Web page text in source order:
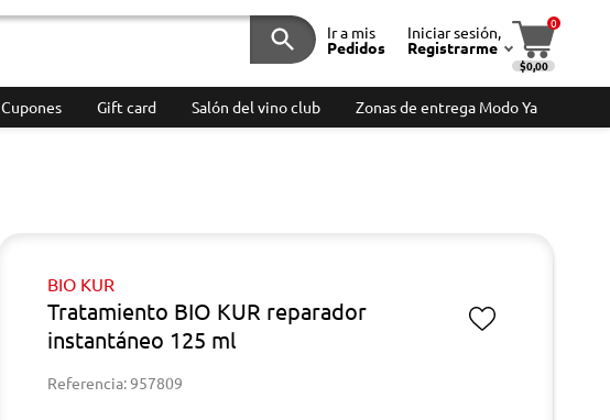
Ir a mis
Pedidos
Iniciar sesión,
Registrarme
0
$0,00
Cupones Gift card Salón del vino club Zonas de entrega Modo Ya
BIO KUR
Tratamiento BIO KUR reparador
instantáneo 125 ml
Referencia: 957809